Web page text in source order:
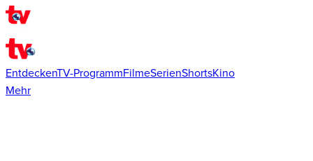
EntdeckenTV-ProgrammFilmeSerienShortsKino
Mehr